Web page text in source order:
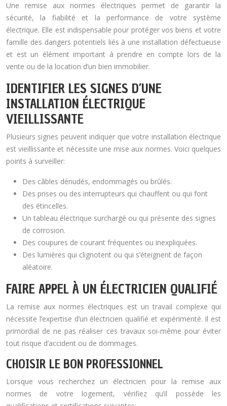
Une remise aux normes électriques permet de garantir la
sécurité, la fiabilité et la performance de votre système
électrique. Elle est indispensable pour protéger vos biens et votre
famille des dangers potentiels liés à une installation défectueuse
et est un élément important à prendre en compte lors de la
vente ou de la location d’un bien immobilier.
IDENTIFIER LES SIGNES D’UNE
INSTALLATION ÉLECTRIQUE
VIEILLISSANTE
Plusieurs signes peuvent indiquer que votre installation électrique
est vieillissante et nécessite une mise aux normes. Voici quelques
points à surveiller:
Des câbles dénudés, endommagés ou brûlés.
Des prises ou des interrupteurs qui chauffent ou qui font
des étincelles.
Un tableau électrique surchargé ou qui présente des signes
de corrosion.
Des coupures de courant fréquentes ou inexpliquées.
Des lumières qui clignotent ou qui s’éteignent de façon
aléatoire.
FAIRE APPEL À UN ÉLECTRICIEN QUALIFIÉ
La remise aux normes électriques est un travail complexe qui
nécessite l’expertise d’un électricien qualifié et expérimenté. Il est
primordial de ne pas réaliser ces travaux soi-même pour éviter
tout risque d’accident ou de dommages.
CHOISIR LE BON PROFESSIONNEL
Lorsque vous recherchez un électricien pour la remise aux
normes de votre logement, vérifiez qu’il possède les